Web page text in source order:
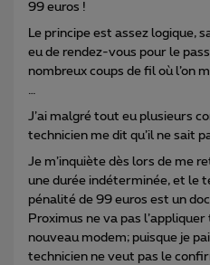
99 euros !
Le principe est assez logique,
eu de rendez-vous pour le
nombreux coups de fil où l’on
…
J’ai malgré tout eu plusieurs
technicien me dit qu’il ne sait
Je m’inquiète dès lors de me
une durée indéterminée, et le
pénalité de 99 euros est un
Proximus ne va pas l’appliquer
nouveau modem; puisque je
technicien ne veut pas le